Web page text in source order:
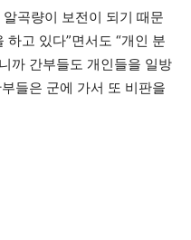
곡량이 보전이 되기 때문
고 있다”면서도 “개인 분
까 간부들도 개인들을 일방
들은 군에 가서 또 비판을